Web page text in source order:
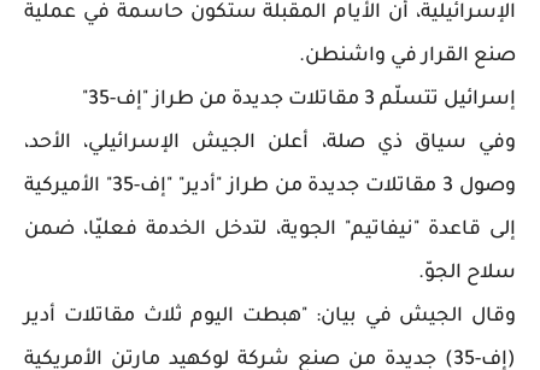
الإسرائيلية، أن الأيام المقبلة ستكون حاسمة في عملية
صنع القرار في واشنطن.
إسرائيل تتسلّم 3 مقاتلات جديدة من طراز "إف-35"
وفي سياق ذي صلة، أعلن الجيش الإسرائيلي، الأحد،
وصول 3 مقاتلات جديدة من طراز "أدير" "إف-35" الأميركية
إلى قاعدة "نيفاتيم" الجوية، لتدخل الخدمة فعليّا، ضمن
سلاح الجوّ.
وقال الجيش في بيان: "هبطت اليوم ثلاث مقاتلات أدير
(إف-35) جديدة من صنع شركة لوكهيد مارتن الأمريكية